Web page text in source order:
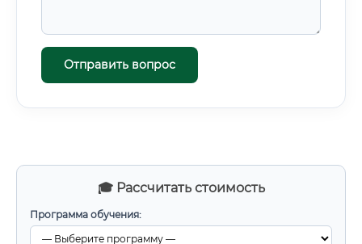
🎓 Рассчитать стоимость
Программа обучения:
Отправить вопрос